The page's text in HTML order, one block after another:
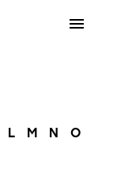
L M N O